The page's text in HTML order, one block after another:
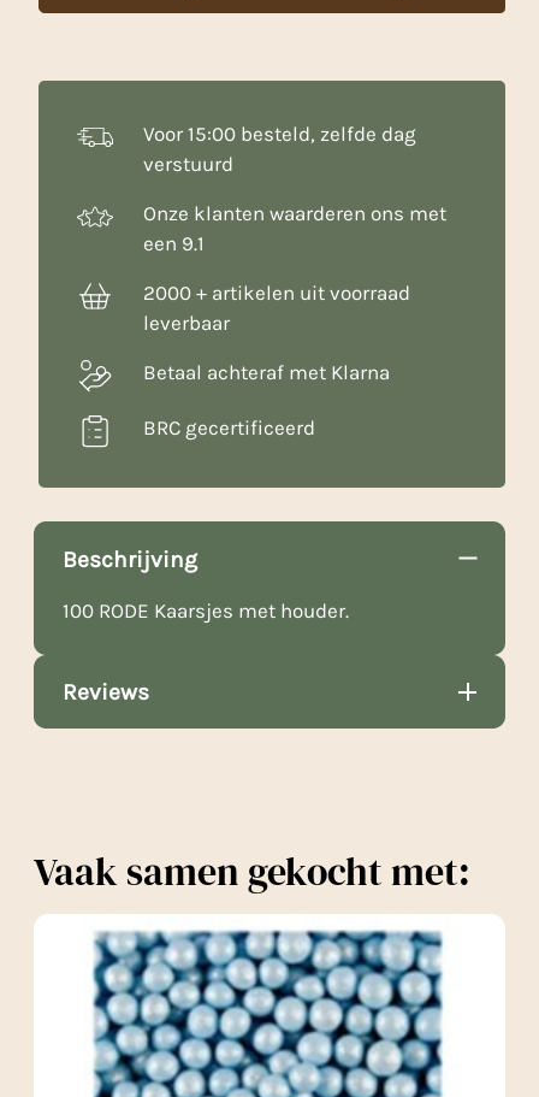
Voor 15:00 besteld, zelfde dag
verstuurd
Onze klanten waarderen ons met
een 9.1
2000 + artikelen uit voorraad
leverbaar
Betaal achteraf met Klarna
BRC gecertificeerd
Beschrijving
100 RODE Kaarsjes met houder.
Reviews
Vaak samen gekocht met: